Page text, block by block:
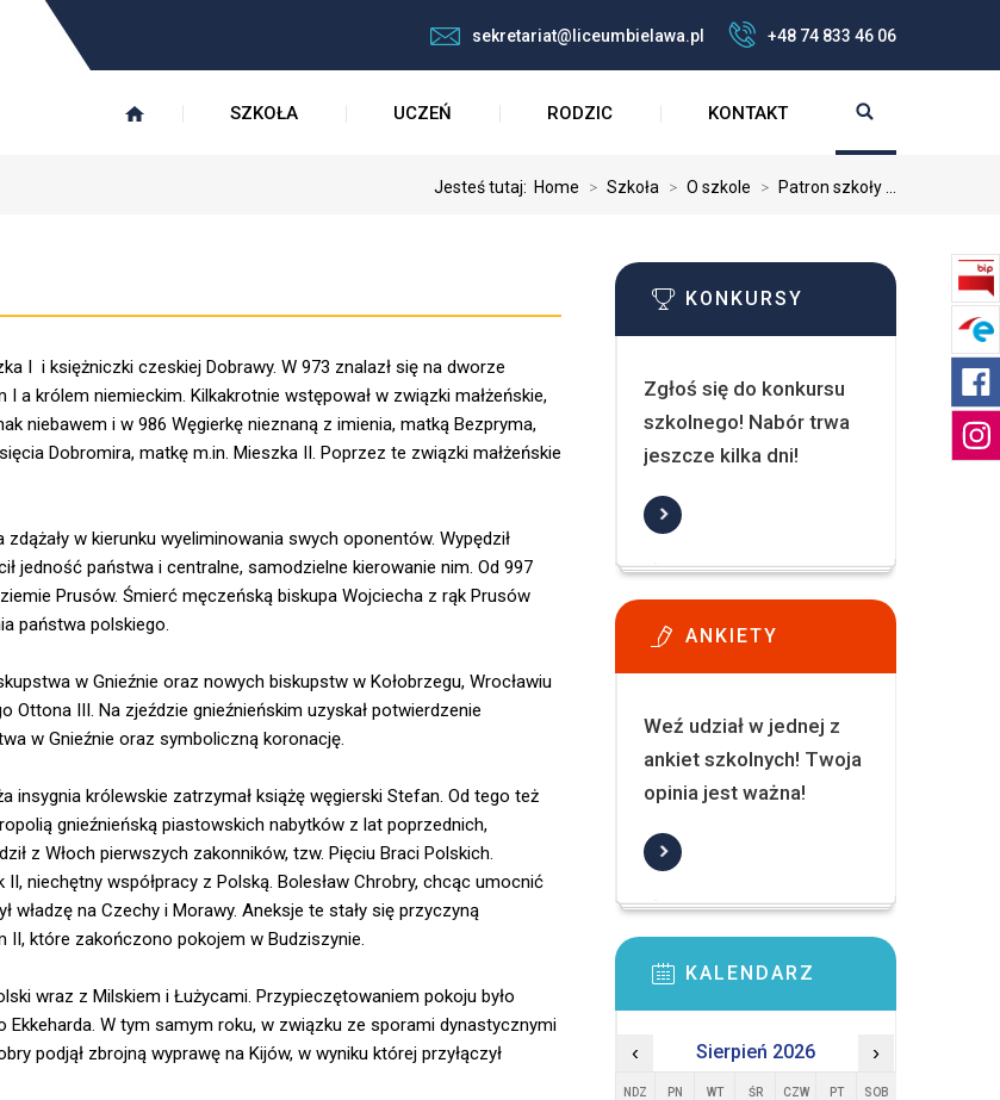
sekretariat@liceumbielawa.pl +48 74 833 46 06
SZKOŁA UCZEŃ RODZIC KONTAKT
Jesteś tutaj: Home > Szkoła > O szkole > Patron szkoły ...
I i księżniczki czeskiej Dobrawy. W 973 znalazł się na dworze
a królem niemieckim. Kilkakrotnie wstępował w związki małżeńskie,
niebawem i w 986 Węgierkę nieznaną z imienia, matką Bezpryma,
Dobromira, matkę m.in. Mieszka II. Poprzez te związki małżeńskie
w kierunku wyeliminowania swych oponentów. Wypędził
jedność państwa i centralne, samodzielne kierowanie nim. Od 997
Prusów. Śmierć męczeńską biskupa Wojciecha z rąk Prusów
państwa polskiego.
w Gnieźnie oraz nowych biskupstw w Kołobrzegu, Wrocławiu
Ottona III. Na zjeździe gnieźnieńskim uzyskał potwierdzenie
w Gnieźnie oraz symboliczną koronację.
insygnia królewskie zatrzymał książę węgierski Stefan. Od tego też
gnieźnieńską piastowskich nabytków z lat poprzednich,
z Włoch pierwszych zakonników, tzw. Pięciu Braci Polskich.
niechętny współpracy z Polską. Bolesław Chrobry, chcąc umocnić
władzę na Czechy i Morawy. Aneksje te stały się przyczyną
II, które zakończono pokojem w Budziszynie.
wraz z Milskiem i Łużycami. Przypieczętowaniem pokoju było
Ekkeharda. W tym samym roku, w związku ze sporami dynastycznymi
podjął zbrojną wyprawę na Kijów, w wyniku której przyłączył
KONKURSY
Zgłoś się do konkursu
szkolnego! Nabór trwa
jeszcze kilka dni!
ANKIETY
Weź udział w jednej z
ankiet szkolnych! Twoja
opinia jest ważna!
KALENDARZ
‹ Sierpień 2026 ›
NDZ PN WT ŚR CZW PT SOB